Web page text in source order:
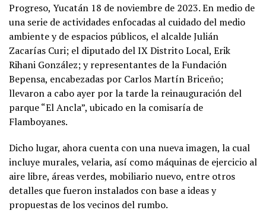
Progreso, Yucatán 18 de noviembre de 2023. En medio de
una serie de actividades enfocadas al cuidado del medio
ambiente y de espacios públicos, el alcalde Julián
Zacarías Curi; el diputado del IX Distrito Local, Erik
Rihani González; y representantes de la Fundación
Bepensa, encabezadas por Carlos Martín Briceño;
llevaron a cabo ayer por la tarde la reinauguración del
parque “El Ancla”, ubicado en la comisaría de
Flamboyanes.
Dicho lugar, ahora cuenta con una nueva imagen, la cual
incluye murales, velaria, así como máquinas de ejercicio al
aire libre, áreas verdes, mobiliario nuevo, entre otros
detalles que fueron instalados con base a ideas y
propuestas de los vecinos del rumbo.